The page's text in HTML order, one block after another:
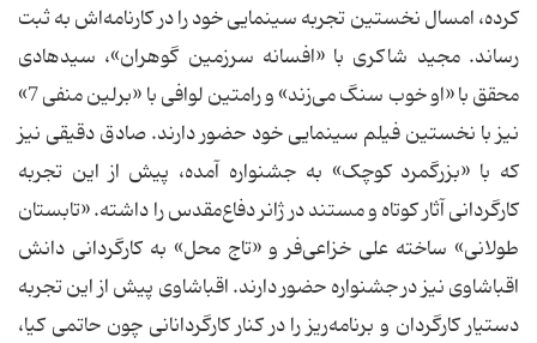
کرده، امسال نخستین تجربه سینمایی خود را در کارنامه‌اش به ثبت
رساند. مجید شاکری با «افسانه سرزمین گوهران»، سیدهادی
محقق با «او خوب سنگ می‌زند» و رامتین لوافی با «برلین منفی 7»
نیز با نخستین فیلم سینمایی خود حضور دارند. صادق دقیقی نیز
که با «بزرگمرد کوچک» به جشنواره آمده، پیش از این تجربه
کارگردانی آثار کوتاه و مستند در ژانر دفاع‌مقدس را داشته. «تابستان
طولانی» ساخته علی خزاعی‌فر و «تاج محل» به کارگردانی دانش
اقباشاوی نیز در جشنواره حضور دارند. اقباشاوی پیش از این تجربه
دستیار کارگردان و برنامه‌ریز را در کنار کارگردانانی چون حاتمی کیا،